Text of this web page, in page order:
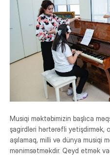
Nəqliyyat
STEAM Mərkəzi
Musiqi məktəbimizin başlıca
şagirdləri hərtərəfli yetişdirmək,
aşılamaq, milli və dünya musiqi
mənimsətməkdir. Qeyd etmək